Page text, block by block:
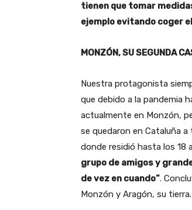
tienen que tomar
ejemplo evitando coger
MONZÓN, SU SEGUNDA
Nuestra protagonista
que debido a la pandemia
actualmente en Monzón,
se quedaron en Cataluña
donde residió hasta los 18
grupo de amigos y
de vez en cuando”.
Monzón y Aragón, su tierra.